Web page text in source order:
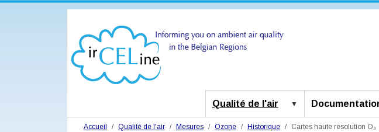
Qualité de l'air
Accueil Qualité de l'air Mesures Ozone Historique Cartes haute resolution O₃